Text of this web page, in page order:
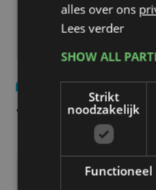
Samenleving ma
Jongeren studeren
alles over ons
Lees verder
SHOW ALL
Strikt
noodzakelijk
Functioneel